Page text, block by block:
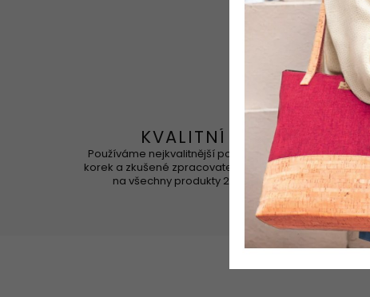
KVALITNÍ
Používáme nejkvalitnější portugalský
korek a zkušené zpracovatele. Záruka
na všechny produkty 2 roky
Korek je